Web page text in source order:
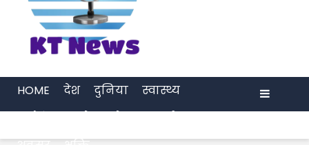
HOME देश दुनिया
स्वास्थ्य